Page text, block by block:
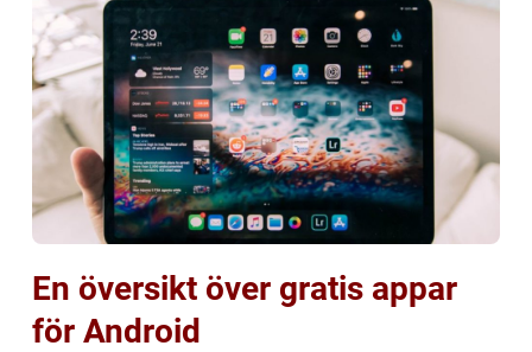
En översikt över gratis appar
för Android